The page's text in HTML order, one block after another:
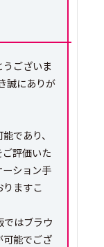
ございま
誠にありが
であり、
評価いた
ション手
ますこ
ではブラウ
能でござ